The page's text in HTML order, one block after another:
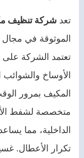
تعد شركة تنظيف
الموثوقة في
تعتمد الشركة على
الأوساخ
المكيف بمرور
متخصصة لشفط
الداخلية، مما
تكرار الأعطال.